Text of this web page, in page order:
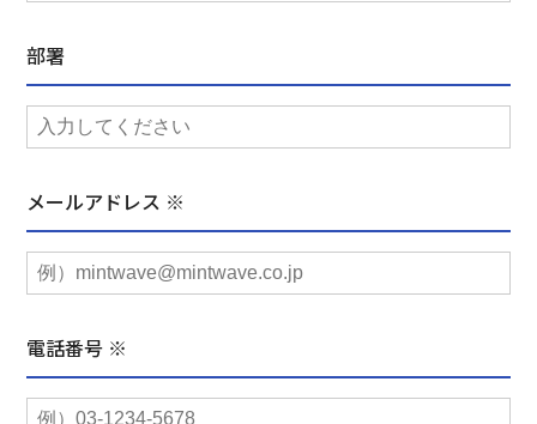
部署
メールアドレス ※
電話番号 ※